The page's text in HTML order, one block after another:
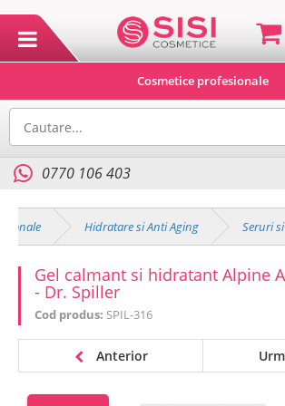
Cosmetice profesionale
0770 106 403
Hidratare si Anti Aging Seruri
Gel calmant si hidratant Alpine
- Dr. Spiller
Cod produs: SPIL-316
Anterior